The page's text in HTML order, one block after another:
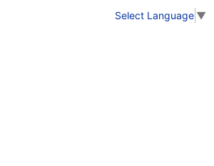
Select Language ▼